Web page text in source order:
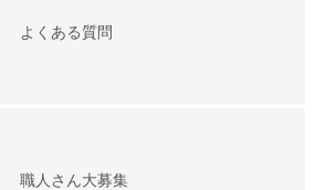
よくある質問
職人さん大募集